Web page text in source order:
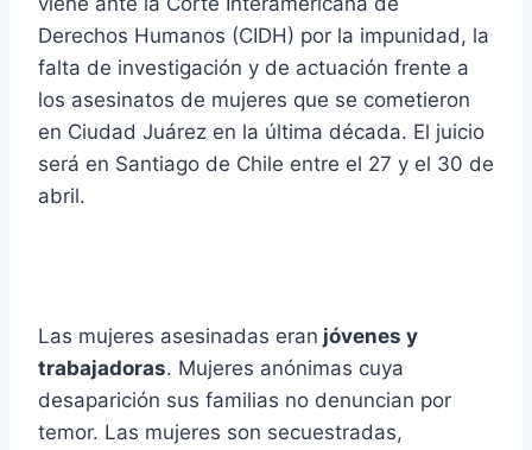
Derechos Humanos (CIDH) por la impunidad, la
falta de investigación y de actuación frente a
los asesinatos de mujeres que se cometieron
en Ciudad Juárez en la última década. El juicio
será en Santiago de Chile entre el 27 y el 30 de
abril.
Las mujeres asesinadas eran jóvenes y
trabajadoras. Mujeres anónimas cuya
desaparición sus familias no denuncian por
temor. Las mujeres son secuestradas,